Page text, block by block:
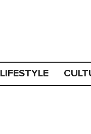
LIFESTYLE